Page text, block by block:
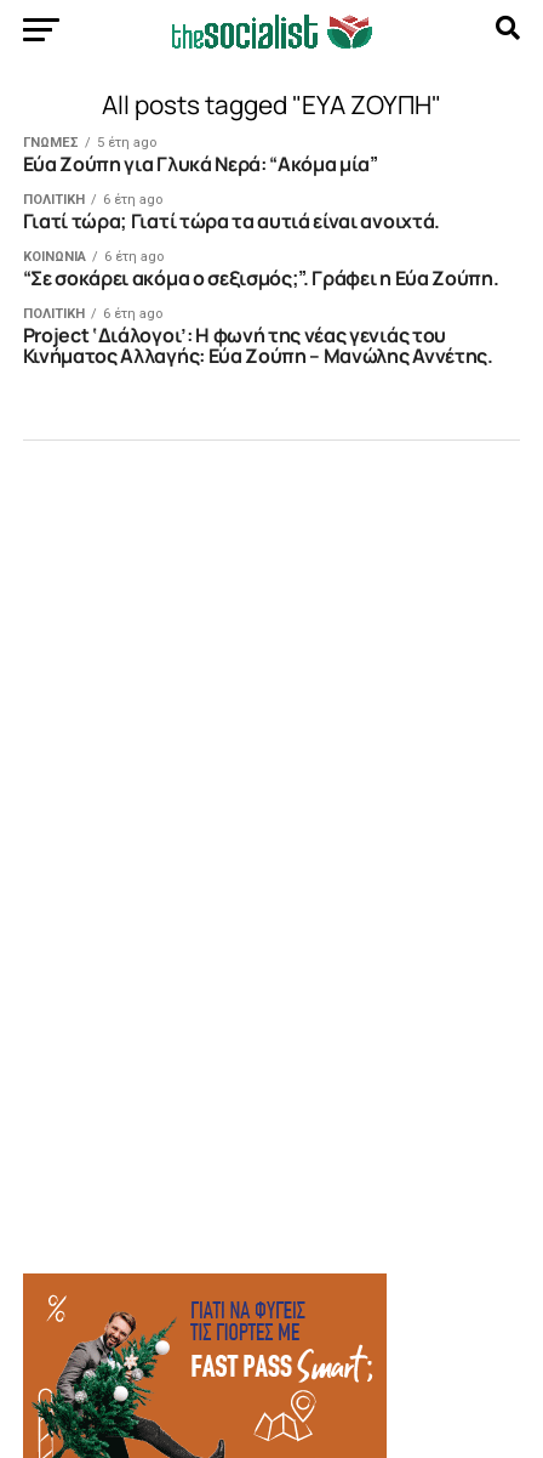
All posts tagged "ΕΥΑ ΖΟΥΠΗ"
ΓΝΩΜΕΣ 5 έτη ago
Εύα Ζούπη για Γλυκά Νερά: “Ακόμα μία”
ΠΟΛΙΤΙΚΗ 6 έτη ago
Γιατί τώρα; Γιατί τώρα τα αυτιά είναι ανοιχτά.
ΚΟΙΝΩΝΙΑ 6 έτη ago
“Σε σοκάρει ακόμα ο σεξισμός;”. Γράφει η Εύα Ζούπη.
ΠΟΛΙΤΙΚΗ 6 έτη ago
Project ‘Διάλογοι’: H φωνή της νέας γενιάς του
Κινήματος Αλλαγής: Εύα Ζούπη – Μανώλης Αννέτης.